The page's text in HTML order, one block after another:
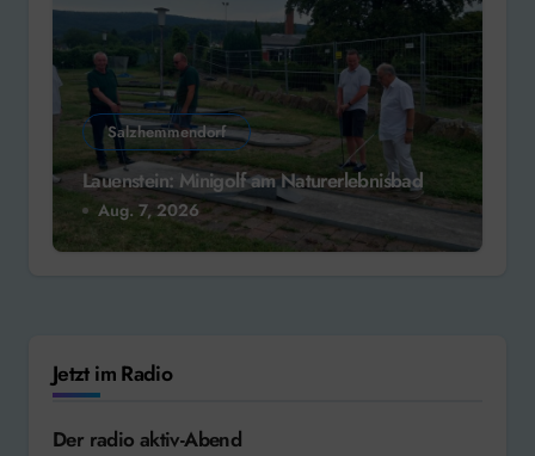
Salzhemmendorf
Lauenstein: Minigolf am Naturerlebnisbad
Aug. 7, 2026
Jetzt im Radio
Der radio aktiv-Abend